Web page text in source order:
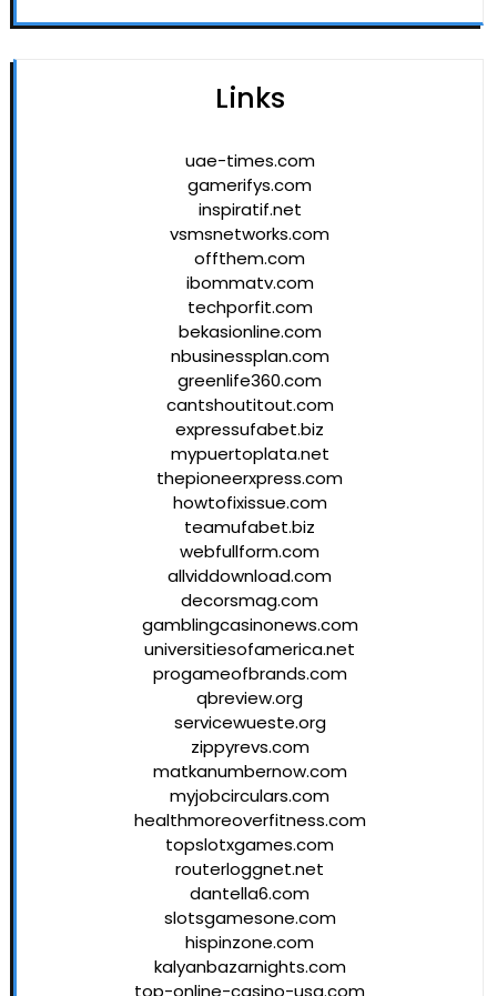
Links
uae-times.com
gamerifys.com
inspiratif.net
vsmsnetworks.com
offthem.com
ibommatv.com
techporfit.com
bekasionline.com
nbusinessplan.com
greenlife360.com
cantshoutitout.com
expressufabet.biz
mypuertoplata.net
thepioneerxpress.com
howtofixissue.com
teamufabet.biz
webfullform.com
allviddownload.com
decorsmag.com
gamblingcasinonews.com
universitiesofamerica.net
progameofbrands.com
qbreview.org
servicewueste.org
zippyrevs.com
matkanumbernow.com
myjobcirculars.com
healthmoreoverfitness.com
topslotxgames.com
routerloggnet.net
dantella6.com
slotsgamesone.com
hispinzone.com
kalyanbazarnights.com
top-online-casino-usa.com